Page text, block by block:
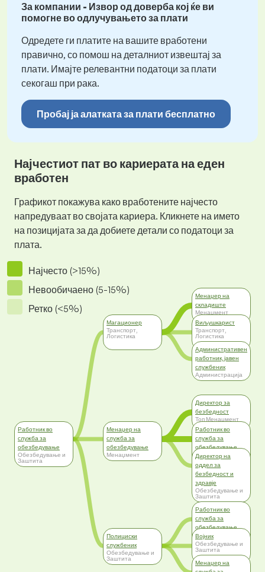
За компании - Извор од доверба кој ќе ви
помогне во одлучувањето за плати
Одредете ги платите на вашите вработени
правично, со помош на деталниот извештај за
плати. Имајте релевантни податоци за плати
секогаш при рака.
Пробај ја алатката за плати бесплатно
Најчестиот пат во кариерата на еден
вработен
Графикот покажува како вработените најчесто
напредуваат во својата кариера. Кликнете на името
на позицијата за да добиете детали со податоци за
плата.
Најчесто (>15%)
Невообичаено (5-15%)
Ретко (<5%)
Работник во
служба за
обезбедување
Обезбедување и
Заштита
Магационер
Транспорт,
Логистика
Менаџер на
служба за
обезбедување
Менаџмент
Полициски
службеник
Обезбедување и
Заштита
Менаџер на
складиште
Менаџмент
Виљушкарист
Транспорт,
Логистика
Административен
работник, јавен
службеник
Администрација
Директор за
безбедност
Топ Менаџмент
Работник во
служба за
обезбедување
Обезбедување и
Заштита
Директор на
оддел за
безбедност и
здравје
Обезбедување и
Заштита
Работник во
служба за
обезбедување
Обезбедување и
Заштита
Војник
Обезбедување и
Заштита
Менаџер на